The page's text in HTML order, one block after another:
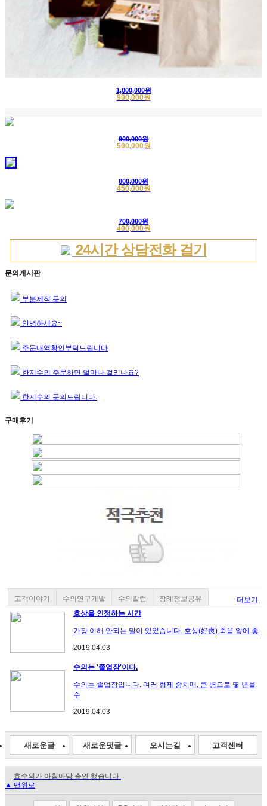
1,000,000원
900,000원
900,000원
500,000원
800,000원
450,000원
700,000원
400,000원
24시간 상담전화 걸기
문의게시판
부분제작 문의
안녕하세요~
주문내역확인부탁드립니다
한지수의 주문하면 얼마나 걸리나요?
한지수의 문의드립니다.
구매후기
고객이야기 수의연구개발 수의칼럼 장례정보공유
더보기
호상을 인정하는 시간
가장 이해 안되는 말이 있었습니다. 호상(好喪) 죽음 앞에 좋
2019.04.03
수의는 '졸업장'이다.
수의는 졸업장입니다. 여러 형제 중치매, 큰 병으로 몇 년을
수
2019.04.03
새로운글 새로운댓글 오시는길 고객센터
수의선택방법 및 요령을 알려드립니다.
효수의가 아침마당 출연 했습니다.
새벽배송 정책 유지하는 이유
효도수의 효 수의! 다시 시작합니다.
▲ 맨위로